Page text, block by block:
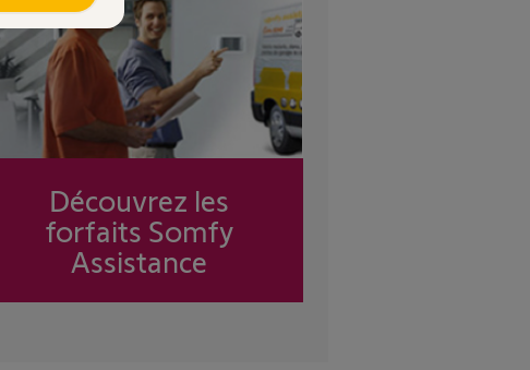
Découvrez les
forfaits Somfy
Assistance